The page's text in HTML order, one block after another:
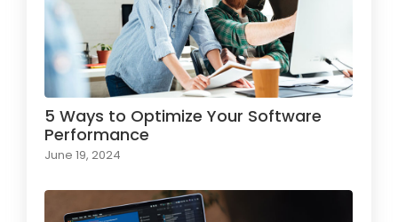
5 Ways to Optimize Your Software
Performance
June 19, 2024